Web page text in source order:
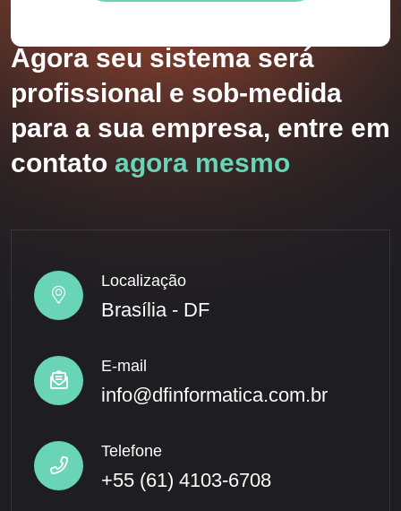
Agora seu sistema será
profissional e sob-medida
para a sua empresa, entre em
contato agora mesmo
Localização
Brasília - DF
E-mail
info@dfinformatica.com.br
Telefone
+55 (61) 4103-6708